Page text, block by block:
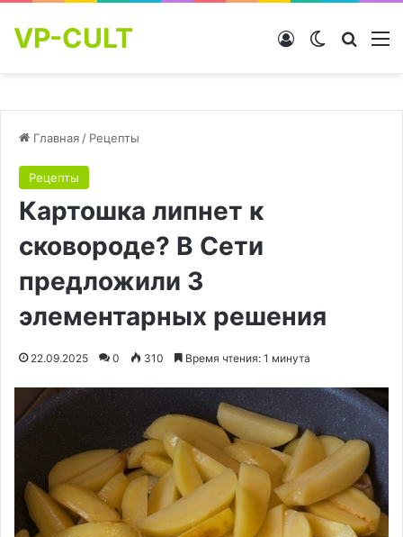
VP-CULT Switch skin
Войти
Главная / Рецепты
Рецепты
Картошка липнет к
сковороде? В Сети
предложили 3
элементарных решения
22.09.2025 0 310 Время чтения: 1 минута